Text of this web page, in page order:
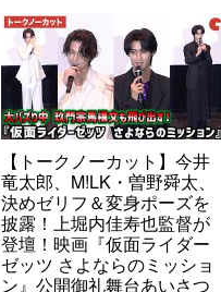
【トークノーカット】今井
竜太郎、M!LK・曽野舜太、
決めゼリフ＆変身ポーズを
披露！上堀内佳寿也監督が
登壇！映画『仮面ライダー
ゼッツ さよならのミッショ
ン』公開御礼舞台あいさつ